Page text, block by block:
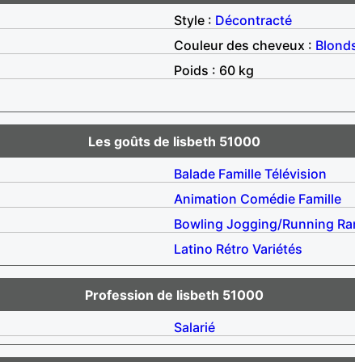
Style : Décontracté
Couleur des cheveux :
Poids : 60 kg
Les goûts de lisbeth 51000
Balade Famille Télévision
Animation Comédie Famille
Bowling Jogging/Running
Latino Rétro Variétés
Profession de lisbeth 51000
Salarié